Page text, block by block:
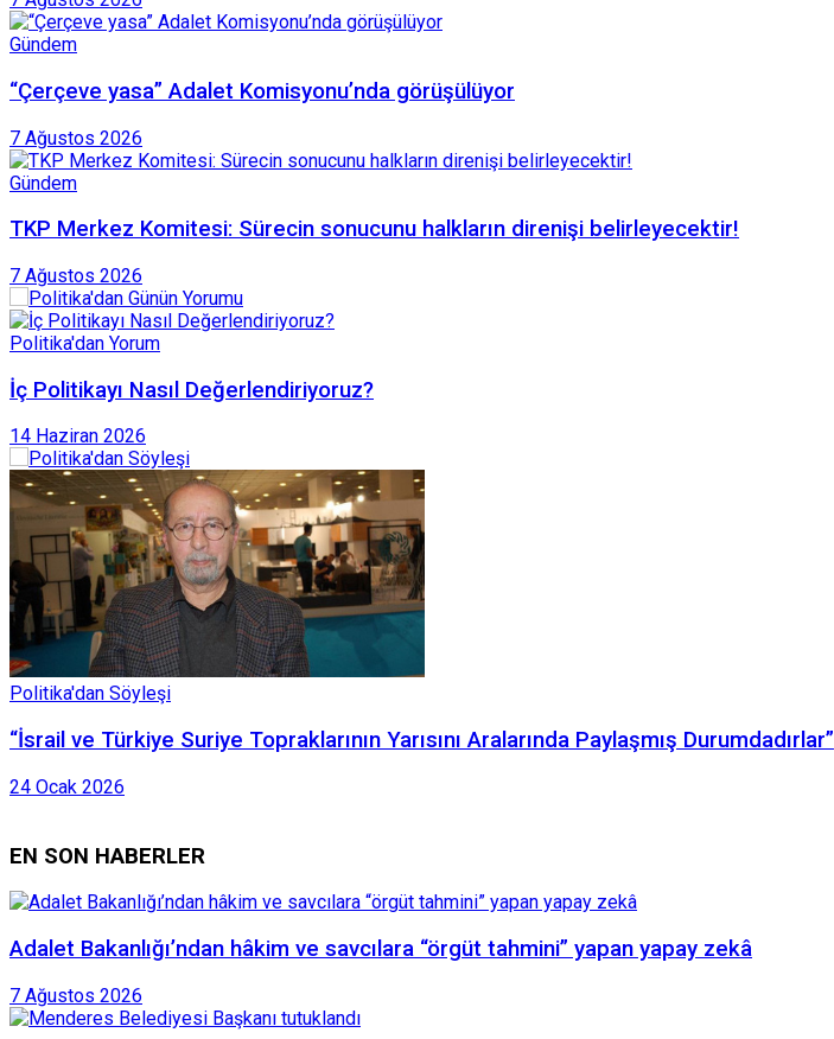
Gündem
“Çerçeve yasa” Adalet Komisyonu’nda görüşülüyor
7 Ağustos 2026
Gündem
TKP Merkez Komitesi: Sürecin sonucunu halkların direnişi belirleyecektir!
7 Ağustos 2026
Politika'dan Yorum
İç Politikayı Nasıl Değerlendiriyoruz?
14 Haziran 2026
Politika'dan Söyleşi
“İsrail ve Türkiye Suriye Topraklarının Yarısını Aralarında Paylaşmış Durumdadırlar”
24 Ocak 2026
EN SON HABERLER
Adalet Bakanlığı’ndan hâkim ve savcılara “örgüt tahmini” yapan yapay zekâ
7 Ağustos 2026